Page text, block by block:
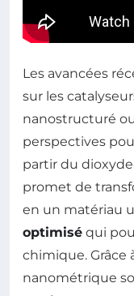
Les avancées
sur les
nanostructuré
perspectives
partir du dioxyde
promet de
en un matériau
optimisé qui
chimique. Grâce
nanométrique